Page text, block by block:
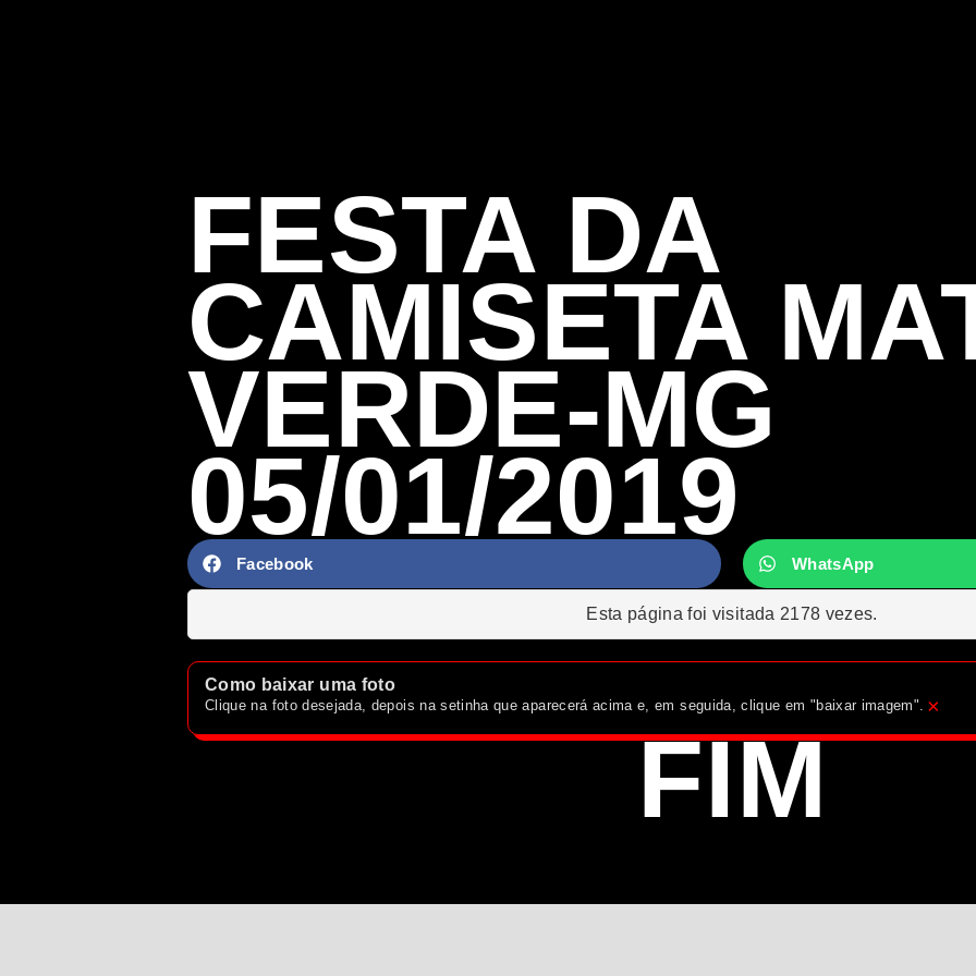
FESTA DA
CAMISETA
VERDE-MG
05/01/2019
Facebook WhatsApp
Esta página foi visitada 2178 vezes.
Como baixar uma foto
Clique na foto desejada, depois na setinha que aparecerá acima e, em seguida, clique em "baixar imagem". ×
FIM